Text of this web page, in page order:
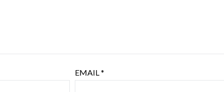
EMAIL*